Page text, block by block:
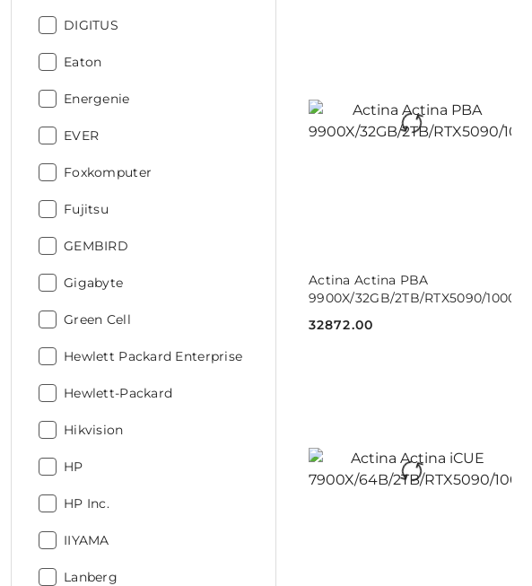
Producent:
DIGITUS
Producent:
Eaton
Producent:
Energenie
Producent:
EVER
Producent:
Foxkomputer
Producent:
Fujitsu
Producent:
GEMBIRD
Producent:
Gigabyte
Producent:
Green Cell
Producent:
Hewlett Packard Enterprise
Producent:
Hewlett-Packard
Producent:
Hikvision
Producent:
HP
Producent:
HP Inc.
Producent:
IIYAMA
Producent:
Lanberg
Actina Actina PBA
9900X/32GB/2TB/RTX5090/1000W
Cena:
32872.00